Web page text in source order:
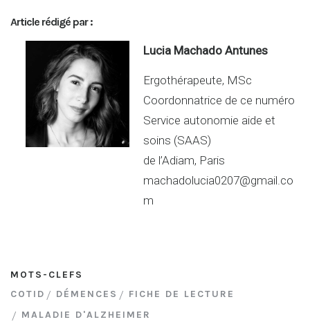
ke
dI
ta
g
er
Article rédigé par :
Lucia Machado Antunes
Ergothérapeute, MSc
Coordonnatrice de ce numéro
Service autonomie aide et
soins (SAAS)
de l’Adiam, Paris
machadolucia0207@gmail.co
m
MOTS-CLEFS
COTID
DÉMENCES
FICHE DE LECTURE
MALADIE D'ALZHEIMER